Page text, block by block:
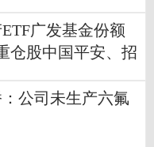
广发基金份额
仓股中国平安、招
公司未生产六氟